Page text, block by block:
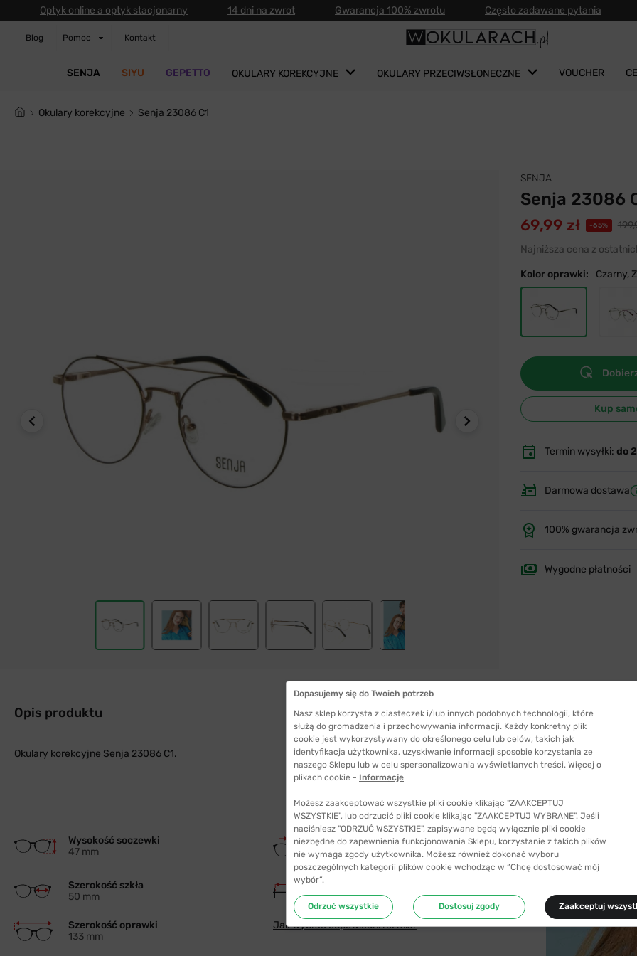
Optyk online a optyk stacjonarny 14 dni na zwrot Gwarancja 100% zwrotu Często zadawane pytania
Blog Pomoc Kontakt
SENJA SIYU GEPETTO OKULARY KOREKCYJNE OKULARY PRZECIWSŁONECZNE VOUCHER
Okulary korekcyjne Senja 23086 C1
SENJA
Senja 23086
69,99 zł -65%
Najniższa cena z
Kolor oprawki: Czarny,
Kup
Termin wysyłki: do
Darmowa dostawa
100% gwarancja
Wygodne płatności
Opis produktu
Okulary korekcyjne Senja 23086 C1.
Wysokość soczewki
47 mm
Szerokość mostka
19 mm
Szerokość szkła
50 mm
142 mm
Szerokość oprawki
133 mm
Jak wybrać odpowiedni rozmiar
Dopasujemy się do Twoich potrzeb
Nasz sklep korzysta z ciasteczek i/lub innych podobnych technologii, które
służą do gromadzenia i przechowywania informacji. Każdy konkretny plik
cookie jest wykorzystywany do określonego celu lub celów, takich jak
identyfikacja użytkownika, uzyskiwanie informacji sposobie korzystania ze
naszego Sklepu lub w celu spersonalizowania wyświetlanych treści. Więcej o
plikach cookie - Informacje
Możesz zaakceptować wszystkie pliki cookie klikając "ZAAKCEPTUJ
WSZYSTKIE", lub odrzucić pliki cookie klikając "ZAAKCEPTUJ WYBRANE". Jeśli
naciśniesz "ODRZUĆ WSZYSTKIE", zapisywane będą wyłącznie pliki cookie
niezbędne do zapewnienia funkcjonowania Sklepu, korzystanie z takich plików
nie wymaga zgody użytkownika. Możesz również dokonać wyboru
poszczególnych kategorii plików cookie wchodząc w “Chcę dostosować mój
wybór”.
Odrzuć wszystkie Dostosuj zgody Zaakceptuj